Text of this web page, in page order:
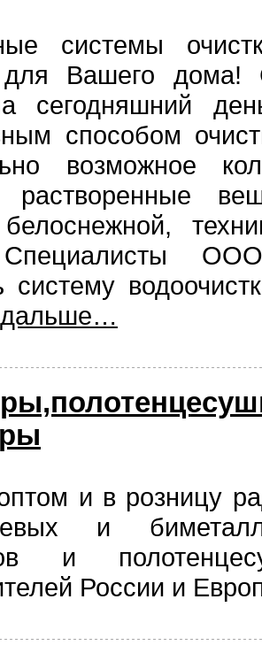
системы
Вашего дома!
сегодняшний
способом
возможное
растворенные
белоснежной,
Специалисты
систему
дальше…
и в розницу
и
и
России и